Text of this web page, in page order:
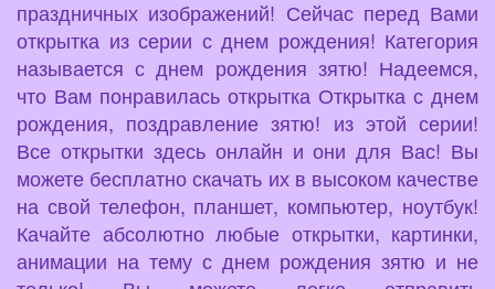
праздничных изображений! Сейчас перед Вами
открытка из серии с днем рождения! Категория
называется с днем рождения зятю! Надеемся,
что Вам понравилась открытка Открытка с днем
рождения, поздравление зятю! из этой серии!
Все открытки здесь онлайн и они для Вас! Вы
можете бесплатно скачать их в высоком качестве
на свой телефон, планшет, компьютер, ноутбук!
Качайте абсолютно любые открытки, картинки,
анимации на тему с днем рождения зятю и не